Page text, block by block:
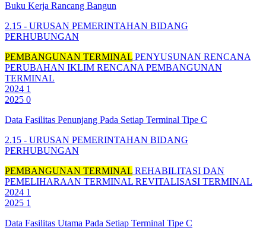
Buku Kerja Rancang Bangun
2.15 - URUSAN PEMERINTAHAN BIDANG
PERHUBUNGAN
PEMBANGUNAN TERMINAL PENYUSUNAN RENCANA
PERUBAHAN IKLIM RENCANA PEMBANGUNAN
TERMINAL
2024 1
2025 0
Data Fasilitas Penunjang Pada Setiap Terminal Tipe C
2.15 - URUSAN PEMERINTAHAN BIDANG
PERHUBUNGAN
PEMBANGUNAN TERMINAL REHABILITASI DAN
PEMELIHARAAN TERMINAL REVITALISASI TERMINAL
2024 1
2025 1
Data Fasilitas Utama Pada Setiap Terminal Tipe C